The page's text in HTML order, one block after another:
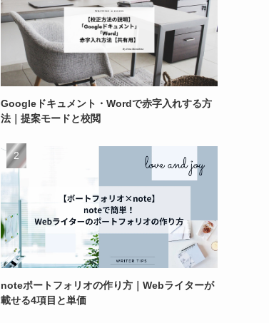
Googleドキュメント・Wordで赤字入れする方
法｜提案モードと校閲
noteポートフォリオの作り方｜Webライターが
載せる4項目と単価